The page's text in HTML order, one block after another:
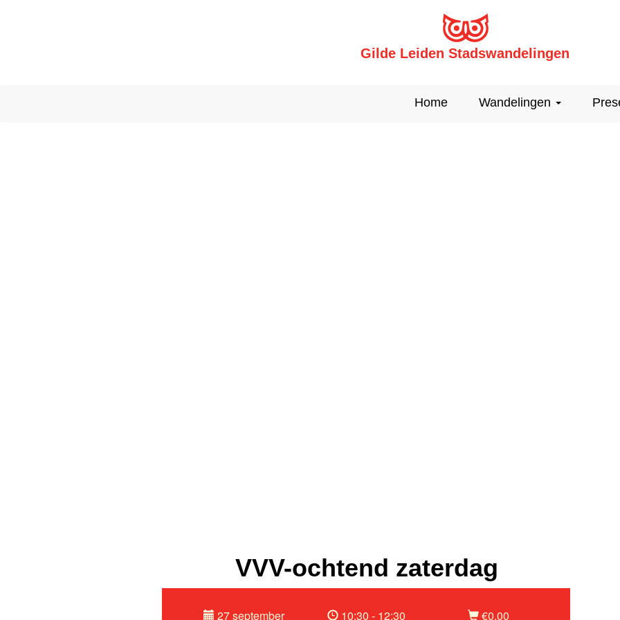
Gilde Leiden Stadswandelingen
Home Wandelingen
VVV-ochtend zaterdag
27 september 10:30 - 12:30 €0,00